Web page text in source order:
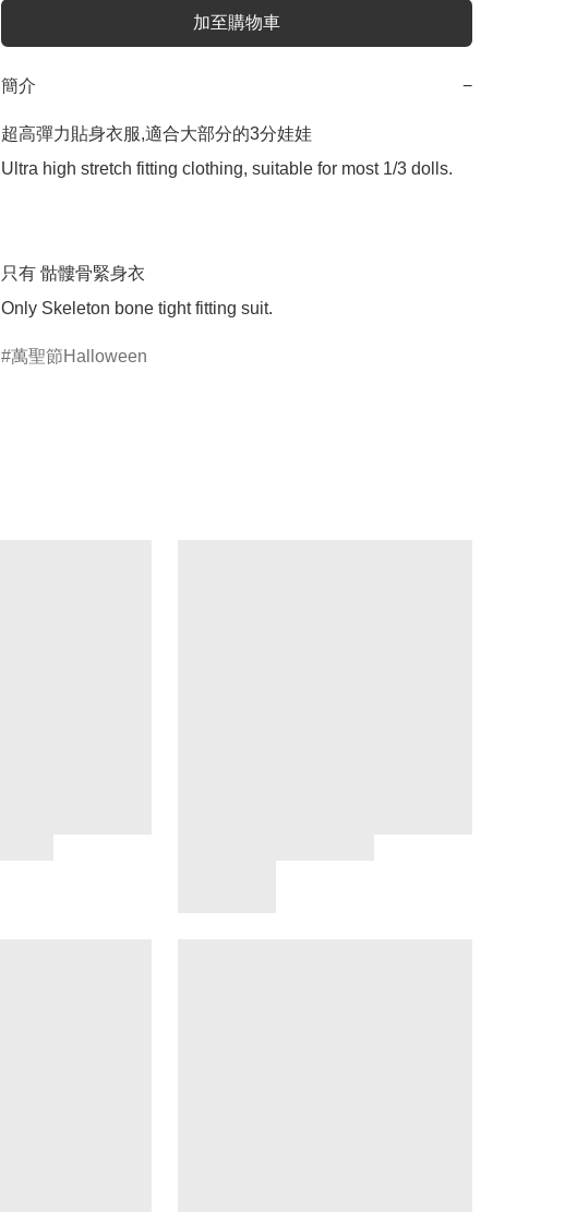
加至購物車
簡介 −
超高彈力貼身衣服,適合大部分的3分娃娃
Ultra high stretch fitting clothing, suitable for most 1/3 dolls.
只有 骷髏骨緊身衣
萬聖節Halloween